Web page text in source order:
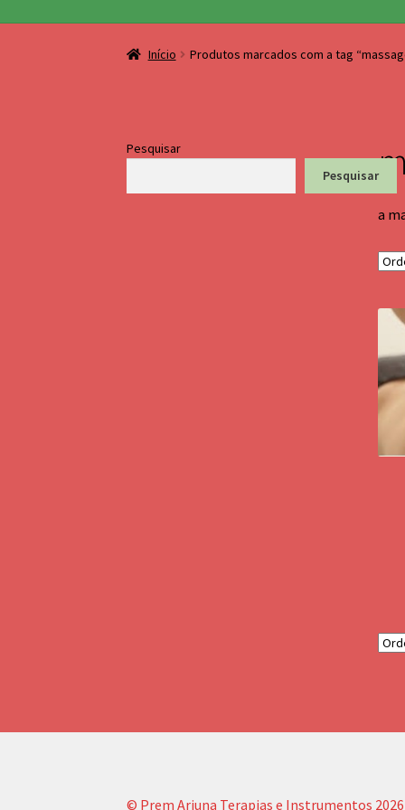
Início Produtos marcados com a tag
a
Pesquisar
Pesquisar
© Prem Arjuna Terapias e Instrumentos 2026